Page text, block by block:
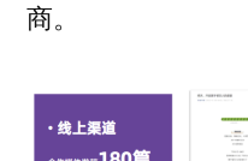
商。